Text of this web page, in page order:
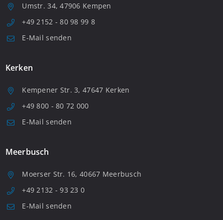
Umstr. 34, 47906 Kempen
+49 2152 - 80 98 99 8
E-Mail senden
Kerken
Kempener Str. 3, 47647 Kerken
+49 800 - 80 72 000
E-Mail senden
Meerbusch
Moerser Str. 16, 40667 Meerbusch
+49 2132 - 93 23 0
E-Mail senden